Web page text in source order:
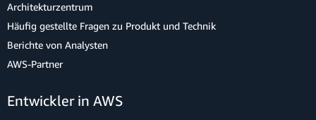
Architekturzentrum
Häufig gestellte Fragen zu Produkt und Technik
Berichte von Analysten
AWS-Partner
Entwickler in AWS